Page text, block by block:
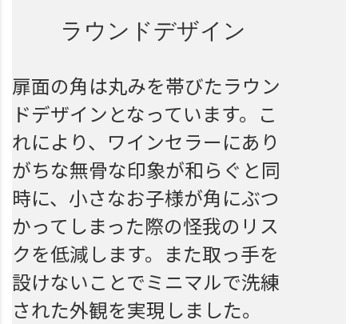
ラウンドデザイン
扉面の角は丸みを帯びたラウン
ドデザインとなっています。こ
れにより、ワインセラーにあり
がちな無骨な印象が和らぐと同
時に、小さなお子様が角にぶつ
かってしまった際の怪我のリス
クを低減します。また取っ手を
設けないことでミニマルで洗練
された外観を実現しました。